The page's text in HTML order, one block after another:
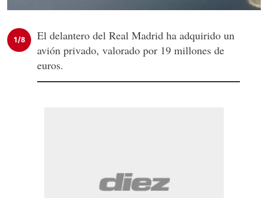
1/8
El delantero del Real Madrid ha adquirido un
avión privado, valorado por 19 millones de
euros.